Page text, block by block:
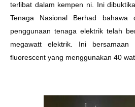
terlibat dalam kempen ni.
Ini
Tenaga Nasional Berhad bahawa
penggunaan tenaga elektrik telah
megawatt elektrik. Ini
fluorescent yang menggunakan 40